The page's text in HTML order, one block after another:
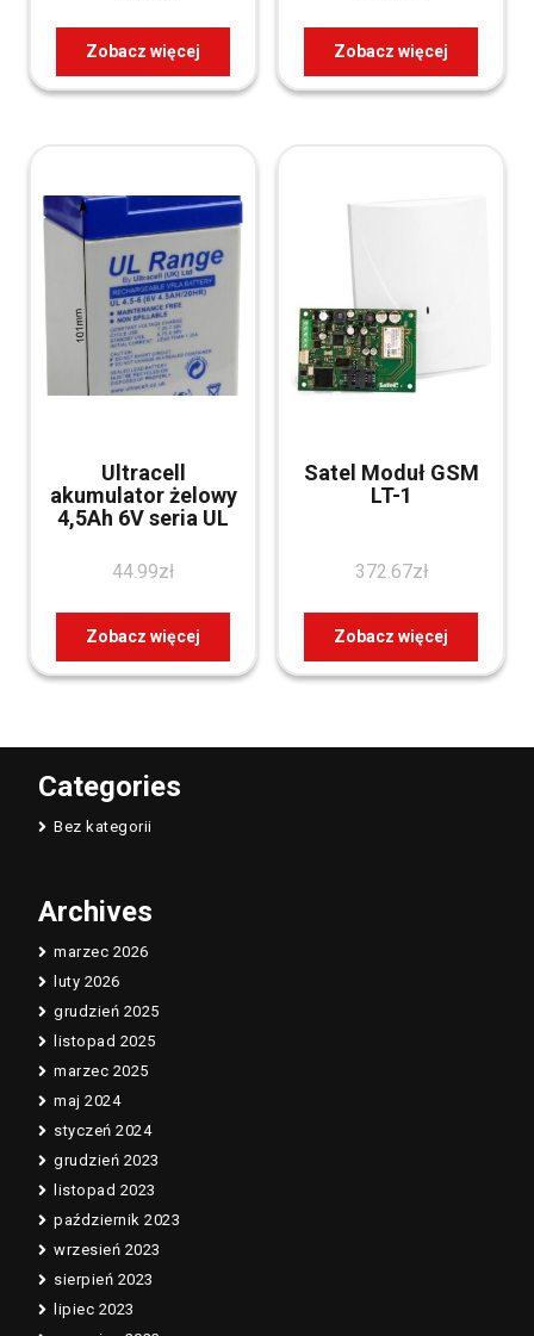
Zobacz więcej Zobacz więcej
Ultracell
akumulator żelowy
4,5Ah 6V seria UL
44.99zł
Zobacz więcej
Satel Moduł GSM
LT-1
372.67zł
Zobacz więcej
Categories
Bez kategorii
Archives
marzec 2026
luty 2026
grudzień 2025
listopad 2025
marzec 2025
maj 2024
styczeń 2024
grudzień 2023
listopad 2023
październik 2023
wrzesień 2023
sierpień 2023
lipiec 2023